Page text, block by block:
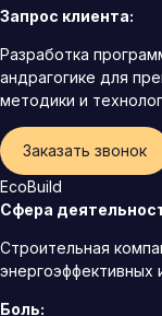
Запрос клиента:
Разработка
андрагогике для
методики и
Заказать звонок
EcoBuild
Сфера
Строительная
энергоэффективных
Боль: